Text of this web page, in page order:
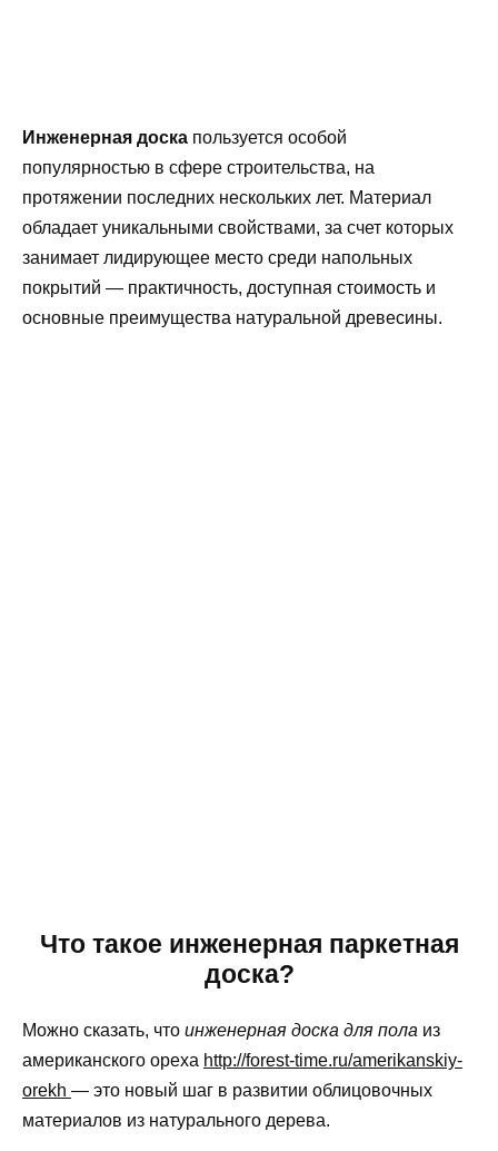
Инженерная доска пользуется особой
популярностью в сфере строительства, на
протяжении последних нескольких лет. Материал
обладает уникальными свойствами, за счет которых
занимает лидирующее место среди напольных
покрытий — практичность, доступная стоимость и
основные преимущества натуральной древесины.
Что такое инженерная паркетная
доска?
Можно сказать, что инженерная доска для пола из
американского ореха http://forest-time.ru/amerikanskiy-
orekh — это новый шаг в развитии облицовочных
материалов из натурального дерева.